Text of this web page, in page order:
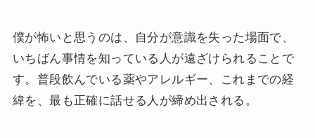
僕が怖いと思うのは、自分が意識を失った場面で、
いちばん事情を知っている人が遠ざけられることで
す。普段飲んでいる薬やアレルギー、これまでの経
緯を、最も正確に話せる人が締め出される。